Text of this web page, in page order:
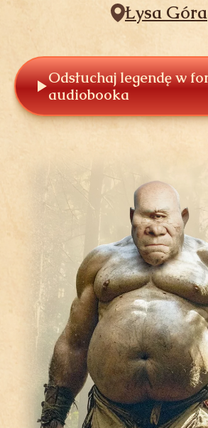
Łysa Góra
Odsłuchaj legendę w
audiobooka